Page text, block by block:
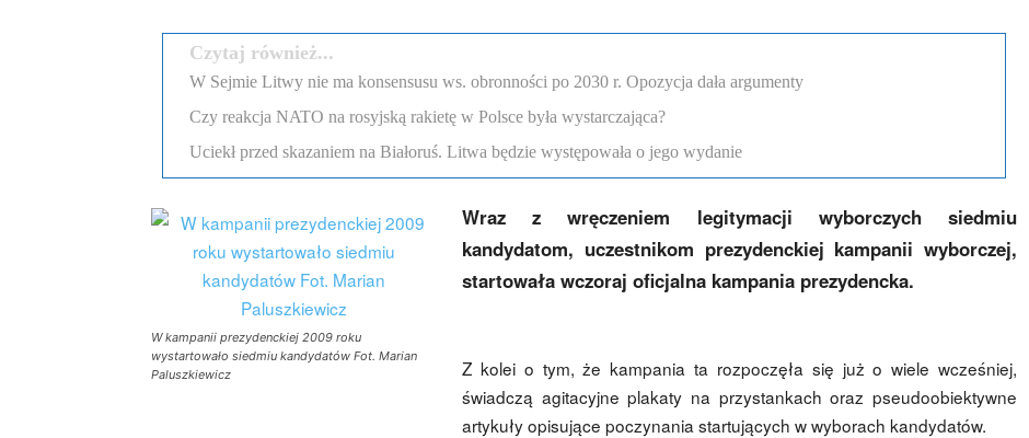
Czytaj również...
W Sejmie Litwy nie ma konsensusu ws. obronności po 2030 r. Opozycja dała argumenty
Czy reakcja NATO na rosyjską rakietę w Polsce była wystarczająca?
Uciekł przed skazaniem na Białoruś. Litwa będzie występowała o jego wydanie
W kampanii prezydenckiej 2009 roku
wystartowało siedmiu kandydatów Fot. Marian
Paluszkiewicz
Wraz z wręczeniem legitymacji wyborczych siedmiu
kandydatom, uczestnikom prezydenckiej kampanii wyborczej,
startowała wczoraj oficjalna kampania prezydencka.
Z kolei o tym, że kampania ta rozpoczęła się już o wiele wcześniej,
świadczą agitacyjne plakaty na przystankach oraz pseudoobiektywne
artykuły opisujące poczynania startujących w wyborach kandydatów.